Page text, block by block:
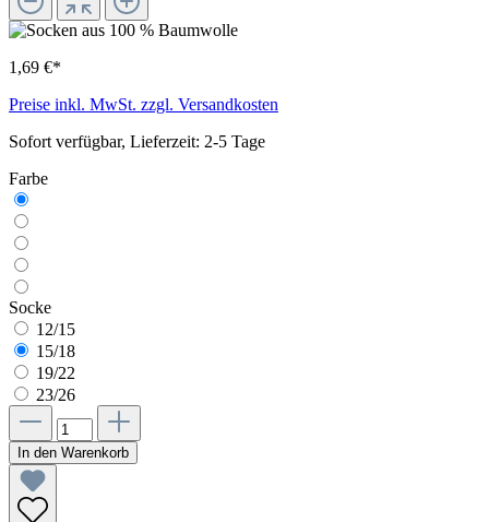
1,69 €*
Preise inkl. MwSt. zzgl. Versandkosten
Sofort verfügbar, Lieferzeit: 2-5 Tage
Farbe
Socke
12/15
15/18
19/22
23/26
In den Warenkorb